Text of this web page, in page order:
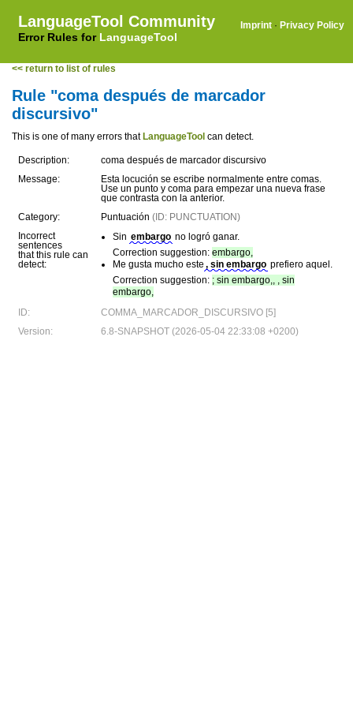
LanguageTool Community
Error Rules for LanguageTool
Imprint · Privacy Policy
<< return to list of rules
Rule "coma después de marcador
discursivo"
This is one of many errors that LanguageTool can detect.
Description:
coma después de marcador discursivo
Message:
Esta locución se escribe normalmente entre comas.
Use un punto y coma para empezar una nueva frase
que contrasta con la anterior.
Category:
Puntuación (ID: PUNCTUATION)
Incorrect
sentences
that this rule can
detect:
Sin embargo no logró ganar.
Correction suggestion: embargo,
Me gusta mucho este , sin embargo prefiero aquel.
Correction suggestion: ; sin embargo,, , sin
embargo,
ID:
COMMA_MARCADOR_DISCURSIVO [5]
Version:
6.8-SNAPSHOT (2026-05-04 22:33:08 +0200)